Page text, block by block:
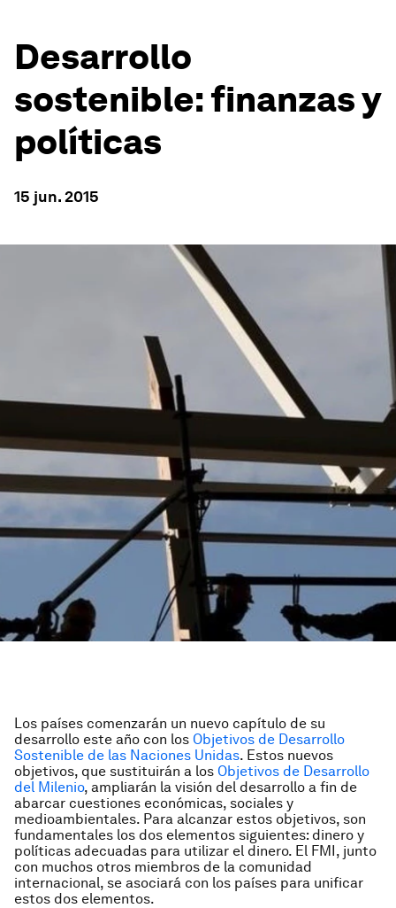
Desarrollo
sostenible: finanzas y
políticas
15 jun. 2015
Los países comenzarán un nuevo capítulo de su
desarrollo este año con los Objetivos de Desarrollo
Sostenible de las Naciones Unidas. Estos nuevos
objetivos, que sustituirán a los Objetivos de Desarrollo
del Milenio, ampliarán la visión del desarrollo a fin de
abarcar cuestiones económicas, sociales y
medioambientales. Para alcanzar estos objetivos, son
fundamentales los dos elementos siguientes: dinero y
políticas adecuadas para utilizar el dinero. El FMI, junto
con muchos otros miembros de la comunidad
internacional, se asociará con los países para unificar
estos dos elementos.